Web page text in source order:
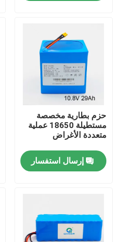
معلومات عنا
جولة في المعمل
رقابة جودة
بطارية محطة الطاقة المحمولة
حزم بطارية مخصصة
مستطيلة 18650 عملية
متعددة الأغراض
إرسال استفسار